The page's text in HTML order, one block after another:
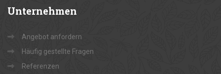
Unternehmen
Angebot anfordern
Häufig gestellte Fragen
Referenzen